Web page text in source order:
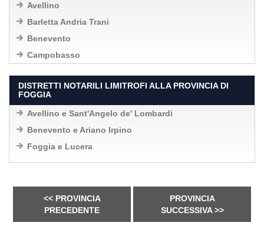
Avellino
Barletta Andria Trani
Benevento
Campobasso
DISTRETTI NOTARILI LIMITROFI ALLA PROVINCIA DI
FOGGIA
Avellino e Sant'Angelo de' Lombardi
Benevento e Ariano Irpino
Foggia e Lucera
<< PROVINCIA
PRECEDENTE
PROVINCIA
SUCCESSIVA >>